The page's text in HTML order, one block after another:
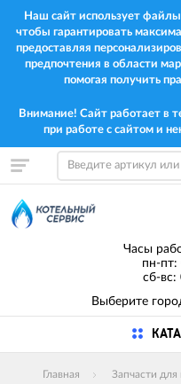
Наш сайт использует
чтобы гарантировать
предоставляя
предпочтения в области
помогая получить
Внимание! Сайт работает в
при работе с сайтом и
Часы
пн-пт:
сб-вс:
Выберите
Главная
Запчасти